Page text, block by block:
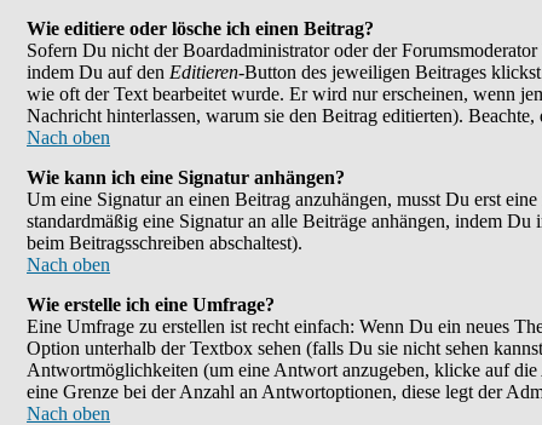
Wie editiere oder lösche ich einen Beitrag?
Sofern Du nicht der Boardadministrator oder der
indem Du auf den Editieren-Button des jeweiligen Beitrages
wie oft der Text bearbeitet wurde. Er wird nur erscheinen, wenn
Nachricht hinterlassen, warum sie den Beitrag editierten).
Nach oben
Wie kann ich eine Signatur anhängen?
Um eine Signatur an einen Beitrag anzuhängen, musst Du erst
standardmäßig eine Signatur an alle Beiträge anhängen, indem
beim Beitragsschreiben abschaltest).
Nach oben
Wie erstelle ich eine Umfrage?
Eine Umfrage zu erstellen ist recht einfach: Wenn Du ein neues
Option unterhalb der Textbox sehen (falls Du sie nicht sehen
Antwortmöglichkeiten (um eine Antwort anzugeben, klicke auf die
eine Grenze bei der Anzahl an Antwortoptionen, diese legt der
Nach oben